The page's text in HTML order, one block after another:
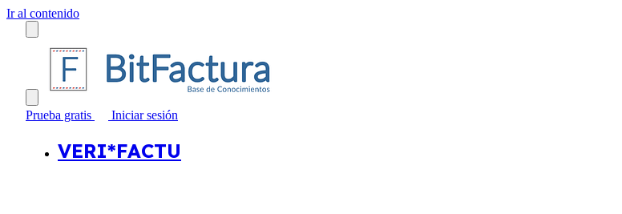
Ir al contenido
Prueba gratis Iniciar sesión
VERI*FACTU